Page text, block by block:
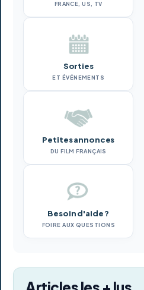
FRANCE, US, TV
Sorties
ET ÉVÉNEMENTS
Petites annonces
DU FILM FRANÇAIS
Besoin d'aide ?
FOIRE AUX QUESTIONS